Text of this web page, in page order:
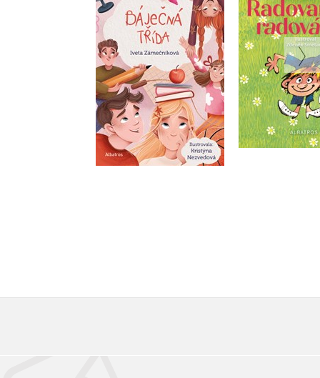
Báječná třída
Iveta Zámečníková
Do košíku
319 Kč
255 Kč
Zdeněk
Do